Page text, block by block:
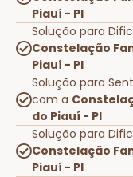
Piauí - PI
Solução para
Constelação
Piauí - PI
Solução para
com a
do Piauí - PI
Solução para
Constelação
Piauí - PI